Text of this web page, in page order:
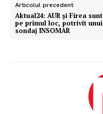
Articolul precedent
Aktual24: AUR și Firea sunt
pe primul loc, potrivit unui
sondaj INSOMAR